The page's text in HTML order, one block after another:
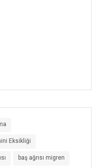
Eksikliği
baş ağrısı migren